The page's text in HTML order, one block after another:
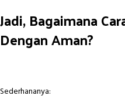
Jadi, Bagaimana
Dengan Aman?
Sederhananya: